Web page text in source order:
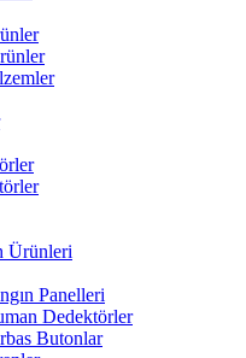
Ürünleri
Panelleri
Dedektörler
Butonlar